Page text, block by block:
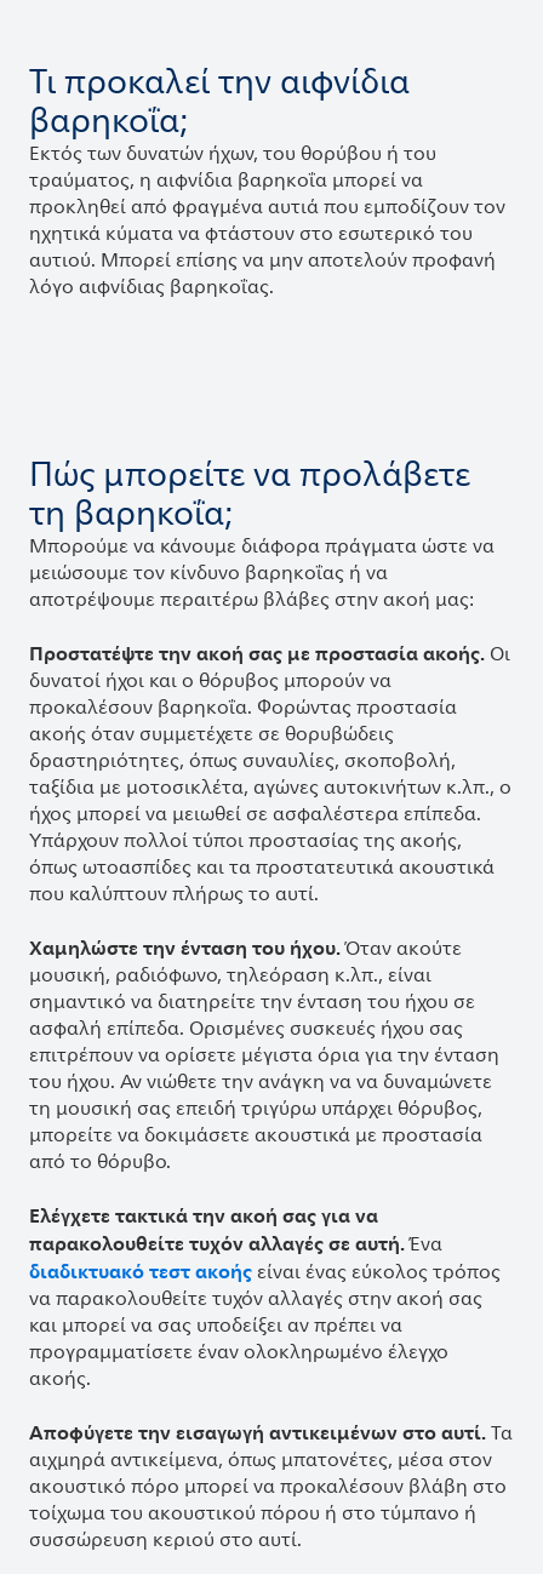
Τι προκαλεί την αιφνίδια
βαρηκοΐα;
Εκτός των δυνατών ήχων, του θορύβου ή του
τραύματος, η αιφνίδια βαρηκοΐα μπορεί να
προκληθεί από φραγμένα αυτιά που εμποδίζουν τον
ηχητικά κύματα να φτάστουν στο εσωτερικό του
αυτιού. Μπορεί επίσης να μην αποτελούν προφανή
λόγο αιφνίδιας βαρηκοΐας.
Πώς μπορείτε να προλάβετε
τη βαρηκοΐα;
Μπορούμε να κάνουμε διάφορα πράγματα ώστε να
μειώσουμε τον κίνδυνο βαρηκοΐας ή να
αποτρέψουμε περαιτέρω βλάβες στην ακοή μας:
Προστατέψτε την ακοή σας με προστασία ακοής.Οι
δυνατοί ήχοι και ο θόρυβος μπορούν να
προκαλέσουν βαρηκοΐα. Φορώντας προστασία
ακοής όταν συμμετέχετε σε θορυβώδεις
δραστηριότητες, όπως συναυλίες, σκοποβολή,
ταξίδια με μοτοσικλέτα, αγώνες αυτοκινήτων κ.λπ., ο
ήχος μπορεί να μειωθεί σε ασφαλέστερα επίπεδα.
Υπάρχουν πολλοί τύποι προστασίας της ακοής,
όπως ωτοασπίδες και τα προστατευτικά ακουστικά
που καλύπτουν πλήρως το αυτί.
Χαμηλώστε την ένταση του ήχου.Όταν ακούτε
μουσική, ραδιόφωνο, τηλεόραση κ.λπ., είναι
σημαντικό να διατηρείτε την ένταση του ήχου σε
ασφαλή επίπεδα. Ορισμένες συσκευές ήχου σας
επιτρέπουν να ορίσετε μέγιστα όρια για την ένταση
του ήχου. Αν νιώθετε την ανάγκη να να δυναμώνετε
τη μουσική σας επειδή τριγύρω υπάρχει θόρυβος,
μπορείτε να δοκιμάσετε ακουστικά με προστασία
από το θόρυβο.
Ελέγχετε τακτικά την ακοή σας για να
παρακολουθείτε τυχόν αλλαγές σε αυτή.Ένα
διαδικτυακό τεστ ακοήςείναι ένας εύκολος τρόπος
να παρακολουθείτε τυχόν αλλαγές στην ακοή σας
και μπορεί να σας υποδείξει αν πρέπει να
προγραμματίσετε έναν ολοκληρωμένο έλεγχο
ακοής.
Αποφύγετε την εισαγωγή αντικειμένων στο αυτί.Τα
αιχμηρά αντικείμενα, όπως μπατονέτες, μέσα στον
ακουστικό πόρο μπορεί να προκαλέσουν βλάβη στο
τοίχωμα του ακουστικού πόρου ή στο τύμπανο ή
συσσώρευση κεριού στο αυτί.